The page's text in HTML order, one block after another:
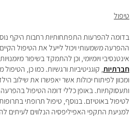
טיפול
בדומה להפרעות התפתחותיות רחבות היקף
ההפרעה משמעותי ויכול לייעל את הטיפול
אינטנסיבי ויומיומי, וכן להתמקד בשיפור
חברתיות, קוגניטיביות ורגשיות. כמו כן,
ומכוון לפיתוח יכולות אשר יאפשרו את שילוב
ותעסוקתיות. באופן כללי דומה הטיפול
לטיפול באוטיזם. בנוסף, טיפול תרופתי
למניעת התקפי האפיליפסיה הנלווים לעיתים